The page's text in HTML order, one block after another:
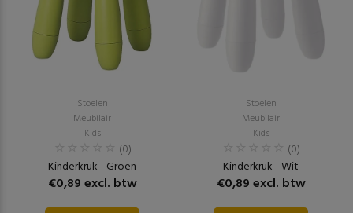
Stoelen
Meubilair
Kids
(0)
Kinderkruk - Groen
€0,89 excl. btw
Stoelen
Meubilair
Kids
(0)
Kinderkruk - Wit
€0,89 excl. btw